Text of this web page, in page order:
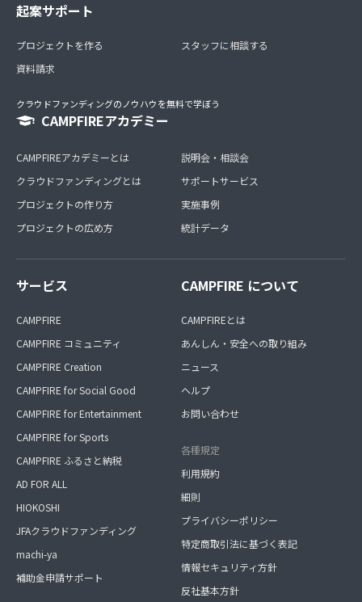
起案サポート
プロジェクトを作る
資料請求
スタッフに相談する
クラウドファンディングのノウハウを無料で学ぼう
CAMPFIREアカデミー
CAMPFIREアカデミーとは
クラウドファンディングとは
プロジェクトの作り方
プロジェクトの広め方
説明会・相談会
サポートサービス
実施事例
統計データ
サービス
CAMPFIRE
CAMPFIRE コミュニティ
CAMPFIRE Creation
CAMPFIRE for Social Good
CAMPFIRE for Entertainment
CAMPFIRE for Sports
CAMPFIRE ふるさと納税
AD FOR ALL
HIOKOSHI
JFAクラウドファンディング
machi-ya
補助金申請サポート
CAMPFIRE について
CAMPFIREとは
あんしん・安全への取り組み
ニュース
ヘルプ
お問い合わせ
各種規定
利用規約
細則
プライバシーポリシー
特定商取引法に基づく表記
情報セキュリティ方針
反社基本方針